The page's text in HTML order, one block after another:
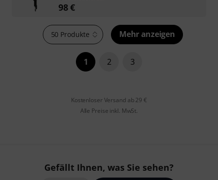
98€
50 Produkte Mehr anzeigen
1 2 3
Kostenloser Versand ab 29 €
Alle Preise inkl. MwSt.
Gefällt Ihnen, was Sie sehen?